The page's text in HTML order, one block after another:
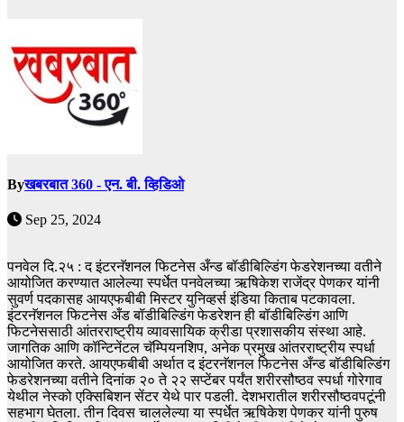
Byखबरबात 360 - एन. बी. व्हिडिओ
Sep 25, 2024
पनवेल दि.२५ : द इंटरनॅशनल फिटनेस अँन्ड बॉडीबिल्डिंग फेडरेशनच्या वतीने
आयोजित करण्यात आलेल्या स्पर्धेत पनवेलच्या ऋषिकेश राजेंद्र पेणकर यांनी
सुवर्ण पदकासह आयएफबीबी मिस्टर युनिव्हर्स इंडिया किताब पटकावला.
इंटरनॅशनल फिटनेस अँड बॉडीबिल्डिंग फेडरेशन ही बॉडीबिल्डिंग आणि
फिटनेससाठी आंतरराष्ट्रीय व्यावसायिक क्रीडा प्रशासकीय संस्था आहे.
जागतिक आणि कॉन्टिनेंटल चॅम्पियनशिप, अनेक प्रमुख आंतरराष्ट्रीय स्पर्धा
आयोजित करते. आयएफबीबी अर्थात द इंटरनॅशनल फिटनेस अँन्ड बॉडीबिल्डिंग
फेडरेशनच्या वतीने दिनांक २० ते २२ सप्टेंबर पर्यंत शरीरसौष्ठव स्पर्धा गोरेगाव
येथील नेस्को एक्सिबिशन सेंटर येथे पार पडली. देशभरातील शरीरसौष्ठवपटूंनी
सहभाग घेतला. तीन दिवस चाललेल्या या स्पर्धेत ऋषिकेश पेणकर यांनी पुरुष